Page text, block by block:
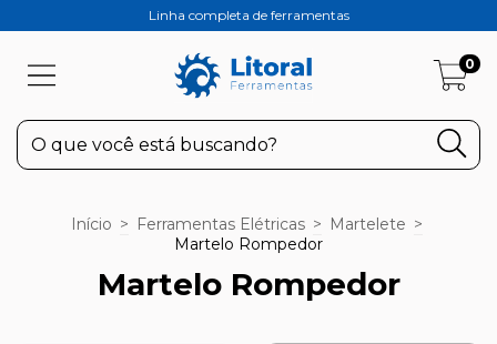
Linha completa de ferramentas
0
Início > Ferramentas Elétricas > Martelete >
Martelo Rompedor
Martelo Rompedor